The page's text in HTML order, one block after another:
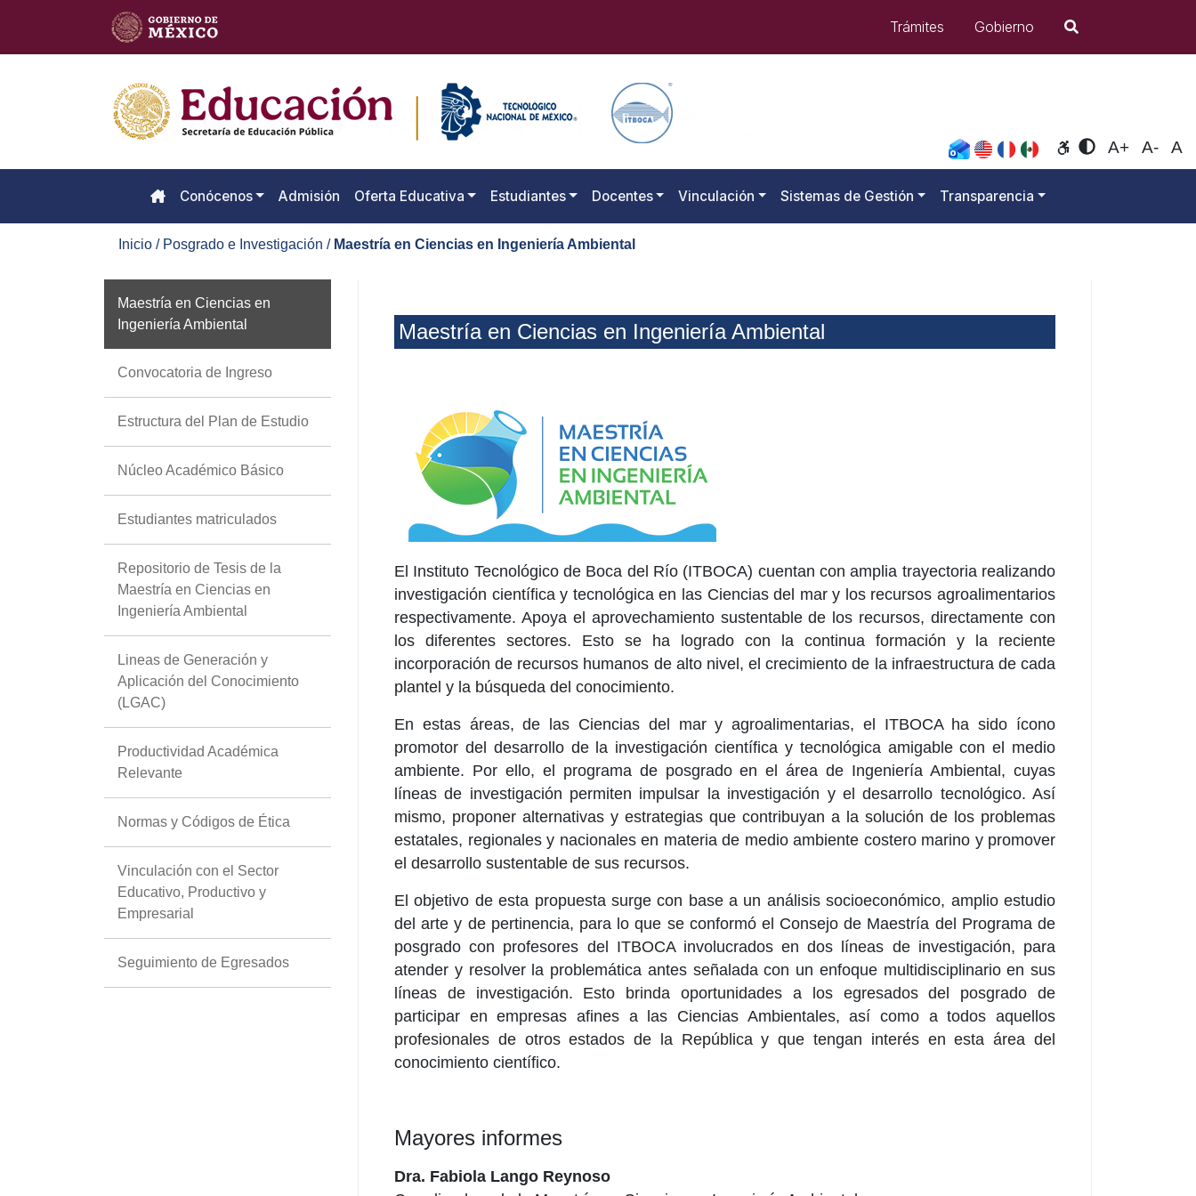
Trámites Gobierno Búsqueda
Opciones de
A+ A- A
Conócenos Admisión Oferta Educativa Estudiantes Docentes Vinculación Sistemas de Gestión Transparencia
Inicio / Posgrado e Investigación / Maestría en Ciencias en Ingeniería Ambiental
Maestría en Ciencias en
Ingeniería Ambiental
Convocatoria de Ingreso
Estructura del Plan de Estudio
Núcleo Académico Básico
Estudiantes matriculados
Repositorio de Tesis de la
Maestría en Ciencias en
Ingeniería Ambiental
Lineas de Generación y
Aplicación del Conocimiento
(LGAC)
Productividad Académica
Relevante
Normas y Códigos de Ética
Vinculación con el Sector
Educativo, Productivo y
Empresarial
Seguimiento de Egresados
Maestría en Ciencias en Ingeniería Ambiental
El Instituto Tecnológico de Boca del Río (ITBOCA) cuentan con amplia trayectoria realizando
investigación científica y tecnológica en las Ciencias del mar y los recursos agroalimentarios
respectivamente. Apoya el aprovechamiento sustentable de los recursos, directamente con
los diferentes sectores. Esto se ha logrado con la continua formación y la reciente
incorporación de recursos humanos de alto nivel, el crecimiento de la infraestructura de cada
plantel y la búsqueda del conocimiento.
En estas áreas, de las Ciencias del mar y agroalimentarias, el ITBOCA ha sido ícono
promotor del desarrollo de la investigación científica y tecnológica amigable con el medio
ambiente. Por ello, el programa de posgrado en el área de Ingeniería Ambiental, cuyas
líneas de investigación permiten impulsar la investigación y el desarrollo tecnológico. Así
mismo, proponer alternativas y estrategias que contribuyan a la solución de los problemas
estatales, regionales y nacionales en materia de medio ambiente costero marino y promover
el desarrollo sustentable de sus recursos.
El objetivo de esta propuesta surge con base a un análisis socioeconómico, amplio estudio
del arte y de pertinencia, para lo que se conformó el Consejo de Maestría del Programa de
posgrado con profesores del ITBOCA involucrados en dos líneas de investigación, para
atender y resolver la problemática antes señalada con un enfoque multidisciplinario en sus
líneas de investigación. Esto brinda oportunidades a los egresados del posgrado de
participar en empresas afines a las Ciencias Ambientales, así como a todos aquellos
profesionales de otros estados de la República y que tengan interés en esta área del
conocimiento científico.
Mayores informes
Dra. Fabiola Lango Reynoso